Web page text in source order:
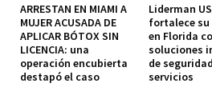
ARRESTAN EN MIAMI A
MUJER ACUSADA DE
APLICAR BÓTOX SIN
LICENCIA: una
operación encubierta
destapó el caso
Liderman
fortalece su
en Florida
soluciones
de
servicios